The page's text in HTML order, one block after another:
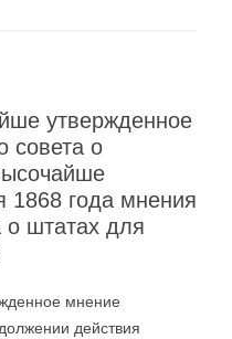
утвержденное
совета о
1868 года мнения
о штатах для
мнение
действия